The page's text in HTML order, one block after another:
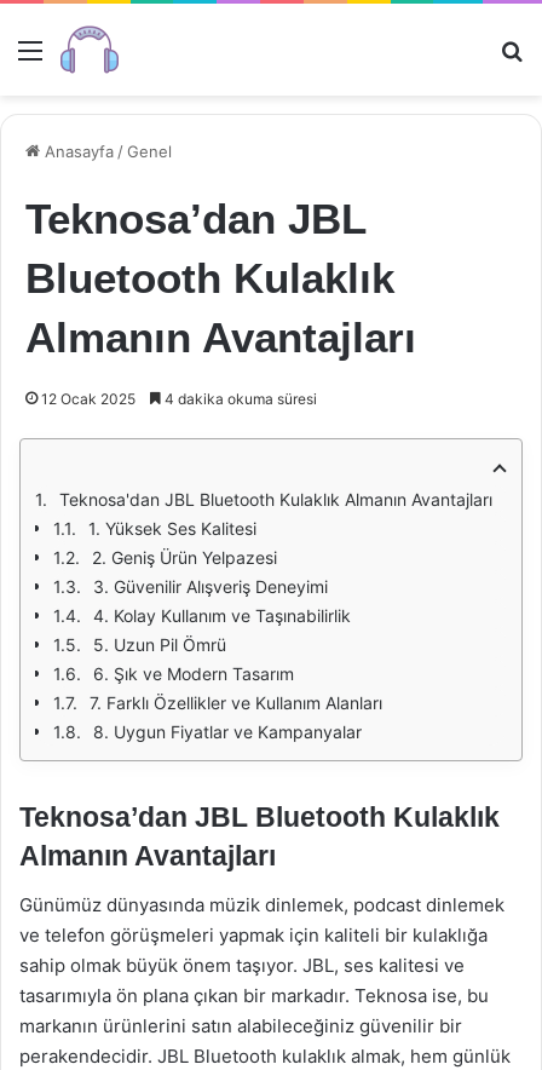
Menü
Anasayfa /Genel
Teknosa’dan JBL
Bluetooth Kulaklık
Almanın Avantajları
12 Ocak 2025 4 dakika okuma süresi
Teknosa'dan JBL Bluetooth Kulaklık Almanın Avantajları
1. Yüksek Ses Kalitesi
2. Geniş Ürün Yelpazesi
3. Güvenilir Alışveriş Deneyimi
4. Kolay Kullanım ve Taşınabilirlik
5. Uzun Pil Ömrü
6. Şık ve Modern Tasarım
7. Farklı Özellikler ve Kullanım Alanları
8. Uygun Fiyatlar ve Kampanyalar
Teknosa’dan JBL Bluetooth Kulaklık
Almanın Avantajları
Günümüz dünyasında müzik dinlemek, podcast dinlemek
ve telefon görüşmeleri yapmak için kaliteli bir kulaklığa
sahip olmak büyük önem taşıyor. JBL, ses kalitesi ve
tasarımıyla ön plana çıkan bir markadır. Teknosa ise, bu
markanın ürünlerini satın alabileceğiniz güvenilir bir
perakendecidir. JBL Bluetooth kulaklık almak, hem günlük